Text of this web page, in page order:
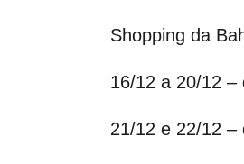
Shopping da
16/12 a 20/12 –
21/12 e 22/12 –